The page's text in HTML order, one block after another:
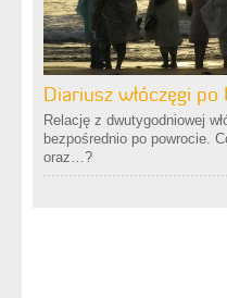
Diariusz włóczęgi po
Relację z dwutygodniowej
bezpośrednio po powrocie.
oraz…?